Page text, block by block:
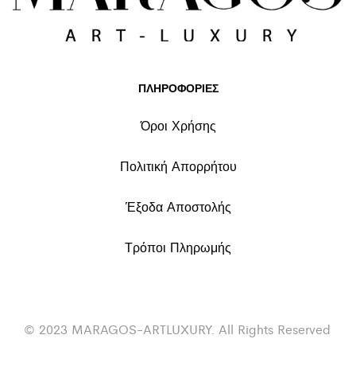
ΠΛΗΡΟΦΟΡΙΕΣ
Όροι Χρήσης
Πολιτική Απορρήτου
Έξοδα Αποστολής
Τρόποι Πληρωμής
© 2023 MARAGOS-ARTLUXURY. All Rights Reserved